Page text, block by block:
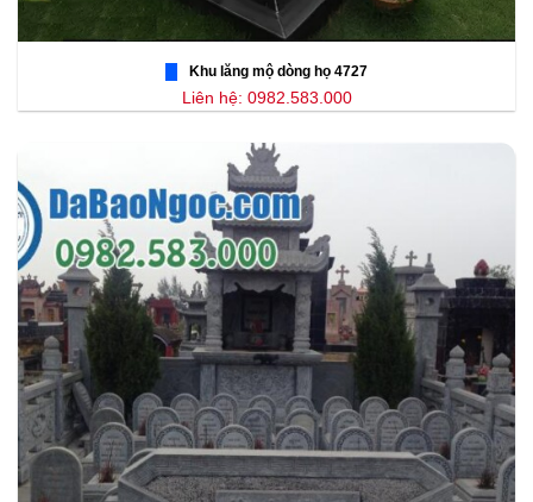
Khu lăng mộ dòng họ 4727
Liên hệ: 0982.583.000